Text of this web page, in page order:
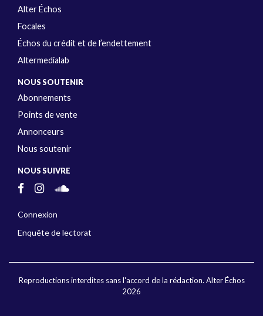
Alter Échos
Focales
Échos du crédit et de l’endettement
Altermedialab
NOUS SOUTENIR
Abonnements
Points de vente
Annonceurs
Nous soutenir
NOUS SUIVRE
Connexion
Enquête de lectorat
Reproductions interdites sans l'accord de la rédaction. Alter Échos
2026